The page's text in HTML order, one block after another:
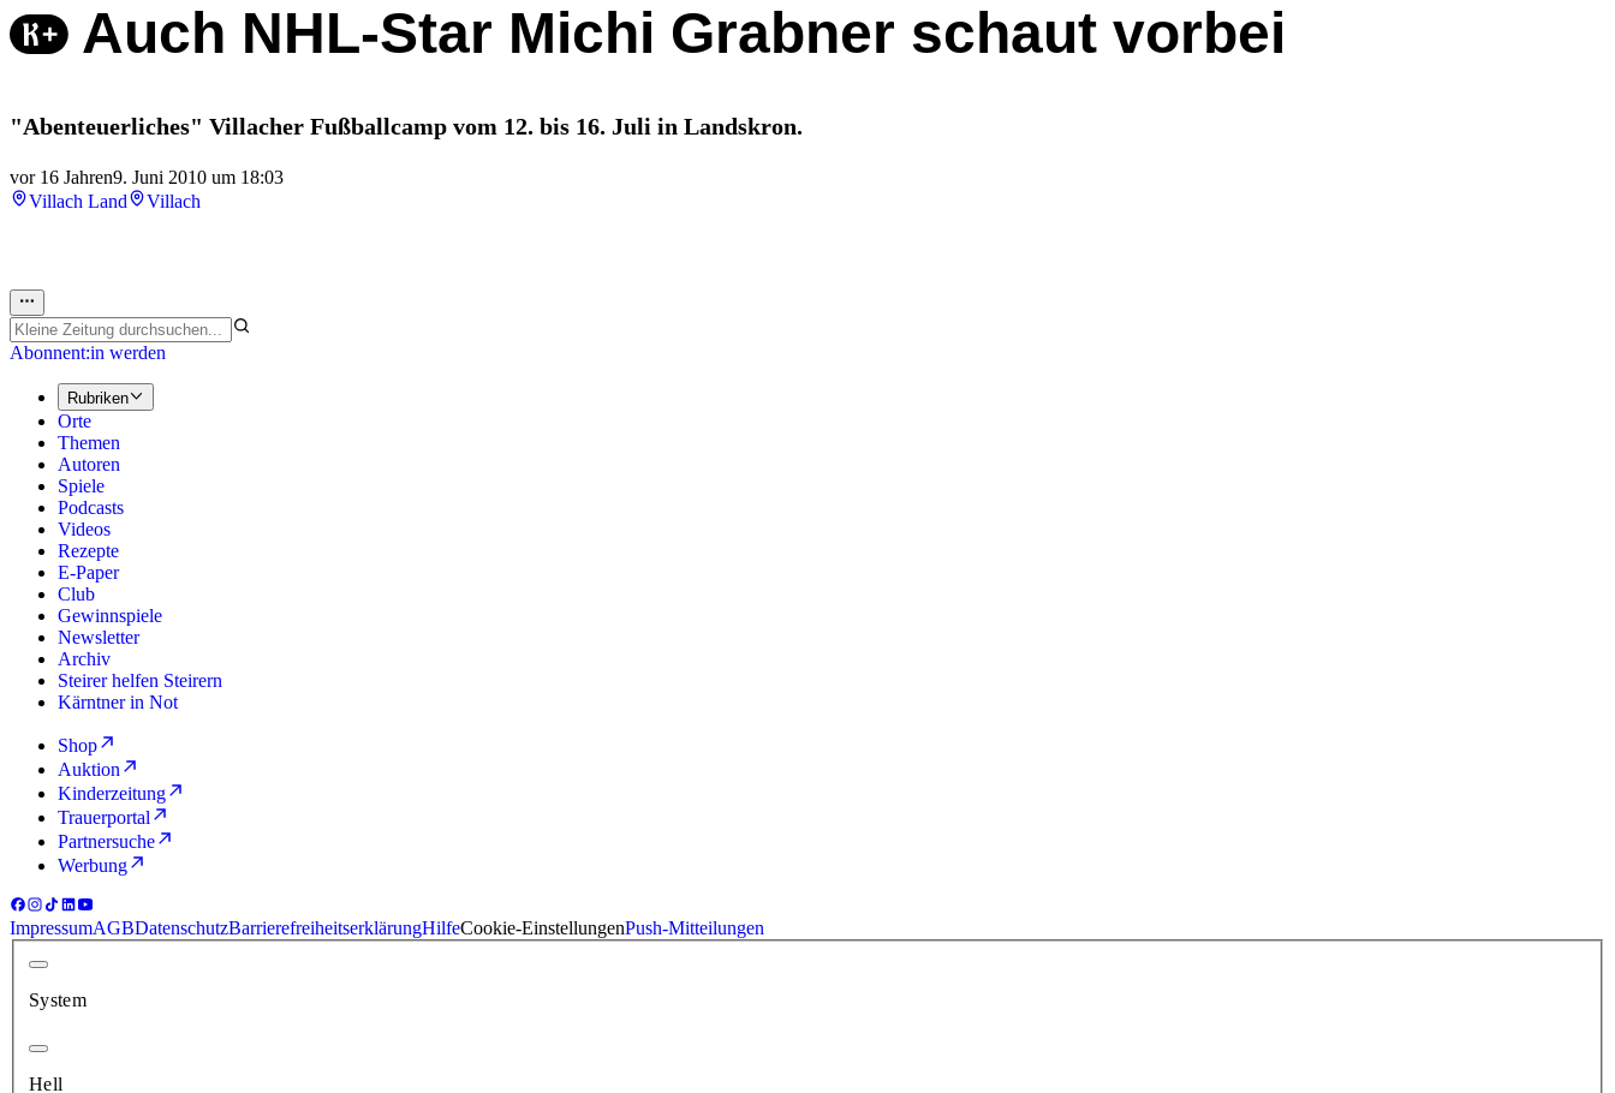
Auch NHL-Star Michi Grabner schaut vorbei
"Abenteuerliches" Villacher Fußballcamp vom 12. bis 16. Juli in Landskron.
vor 16 Jahren9. Juni 2010 um 18:03
Villach Land
Villach
Abonnent:in werden
Rubriken
Orte
Themen
Autoren
Spiele
Podcasts
Videos
Rezepte
E-Paper
Club
Gewinnspiele
Newsletter
Archiv
Steirer helfen Steirern
Kärntner in Not
Shop
Auktion
Kinderzeitung
Trauerportal
Partnersuche
Werbung
ImpressumAGBDatenschutzBarrierefreiheitserklärungHilfeCookie-EinstellungenPush-Mitteilungen
System
Hell